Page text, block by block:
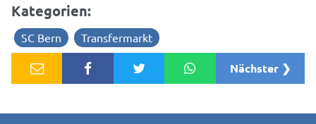
Kategorien:
SC Bern Transfermarkt
Nächster ❯